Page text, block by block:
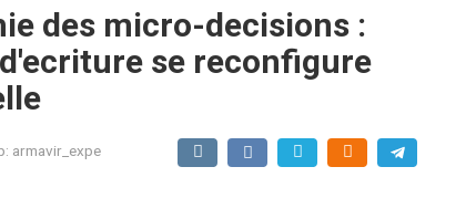
des micro-decisions :
se reconfigure
armavir_expe